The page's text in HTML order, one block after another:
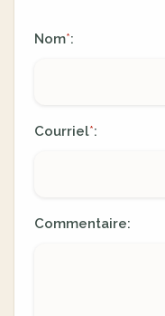
Nom*:
Courriel*:
Commentaire: